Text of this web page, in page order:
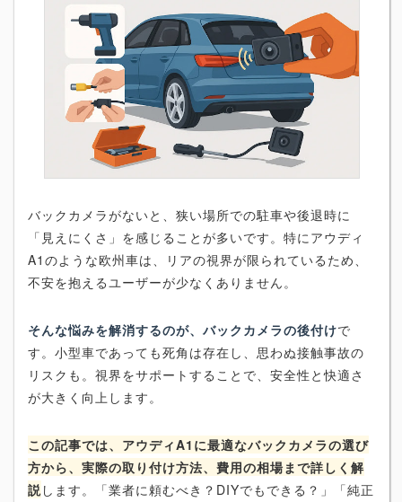
バックカメラがないと、狭い場所での駐車や後退時に
「見えにくさ」を感じることが多いです。特にアウディ
A1のような欧州車は、リアの視界が限られているため、
不安を抱えるユーザーが少なくありません。
そんな悩みを解消するのが、バックカメラの後付けで
す。小型車であっても死角は存在し、思わぬ接触事故の
リスクも。視界をサポートすることで、安全性と快適さ
が大きく向上します。
この記事では、アウディA1に最適なバックカメラの選び
方から、実際の取り付け方法、費用の相場まで詳しく解
説します。「業者に頼むべき？DIYでもできる？」「純正